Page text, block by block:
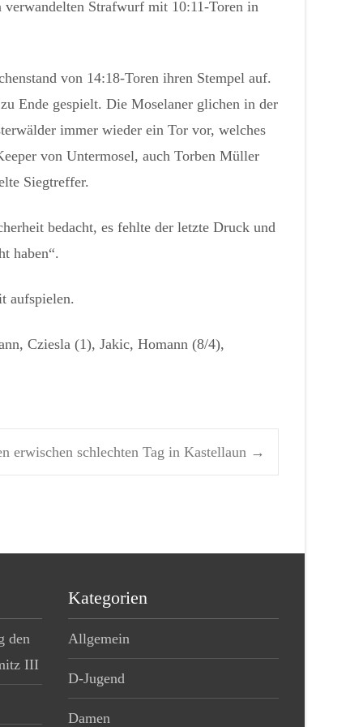
verwandelten Strafwurf mit 10:11-Toren in
von 14:18-Toren ihren Stempel auf.
Ende gespielt. Die Moselaner glichen in der
immer wieder ein Tor vor, welches
von Untermosel, auch Torben Müller
Siegtreffer.
bedacht, es fehlte der letzte Druck und
haben“.
aufspielen.
Cziesla (1), Jakic, Homann (8/4),
erwischen schlechten Tag in Kastellaun →
den
III
Kategorien
Allgemein
D-Jugend
Damen